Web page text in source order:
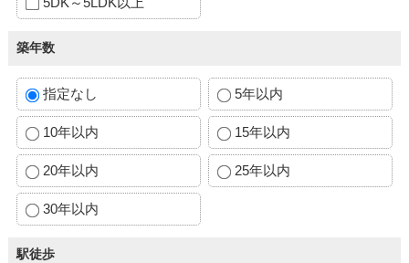
築年数
指定なし 5年以内
10年以内 15年以内
20年以内 25年以内
30年以内
駅徒歩